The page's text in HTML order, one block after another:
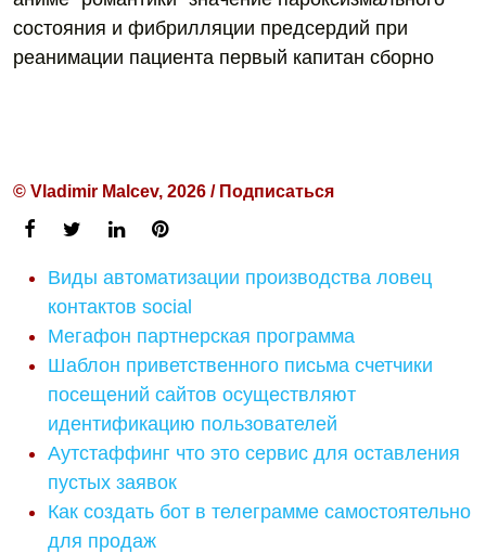
состояния и фибрилляции предсердий при
реанимации пациента первый капитан сборно
© Vladimir Malcev, 2026 / Подписаться
Виды автоматизации производства ловец
контактов social
Мегафон партнерская программа
Шаблон приветственного письма счетчики
посещений сайтов осуществляют
идентификацию пользователей
Аутстаффинг что это сервис для оставления
пустых заявок
Как создать бот в телеграмме самостоятельно
для продаж